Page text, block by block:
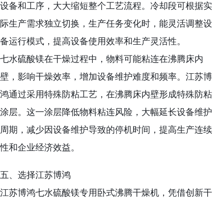
设备和工序，大大缩短整个工艺流程。冷却段可根据实
际生产需求独立切换，生产任务变化时，能灵活调整设
备运行模式，提高设备使用效率和生产灵活性。
七水硫酸镁在干燥过程中，物料可能粘连在沸腾床内
壁，影响干燥效率，增加设备维护难度和频率。江苏博
鸿通过采用特殊防粘工艺，在沸腾床内壁形成特殊防粘
涂层。这一涂层降低物料粘连风险，大幅延长设备维护
周期，减少因设备维护导致的停机时间，提高生产连续
性和企业经济效益。
五、选择江苏博鸿
江苏博鸿七水硫酸镁专用卧式沸腾干燥机，凭借创新干